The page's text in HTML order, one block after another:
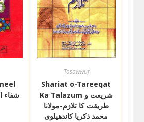
شفاء
Tasawwuf
Shariat o-Tareeqat
Ka Talazum شریعت و
طریقت کا تلازم-مولانا
محمد ذکریا کاندھیلوی